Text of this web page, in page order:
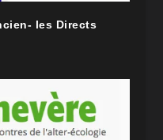
les Directs